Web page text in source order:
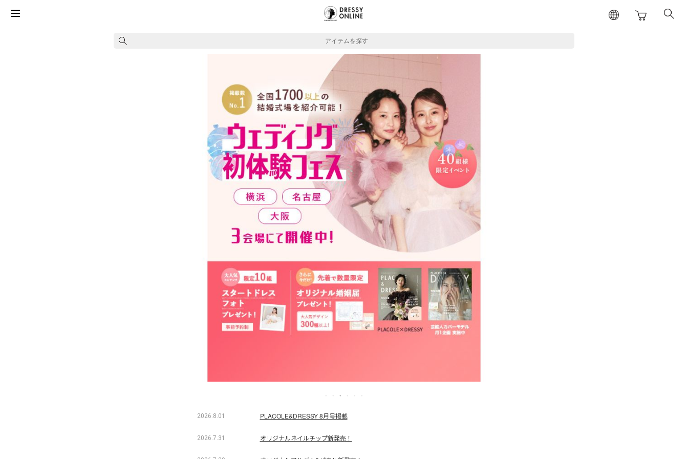
アイテムを探す
2026.8.01 PLACOLE&DRESSY 8月号掲載
2026.7.31 オリジナルネイルチップ新発売！